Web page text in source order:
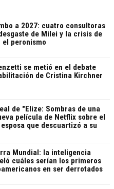
a 2027: cuatro consultoras
de Milei y la crisis de
peronismo
se metió en el debate
de Cristina Kirchner
de "Elize: Sombras de una
película de Netflix sobre el
que descuartizó a su
Mundial: la inteligencia
cuáles serían los primeros
en ser derrotados